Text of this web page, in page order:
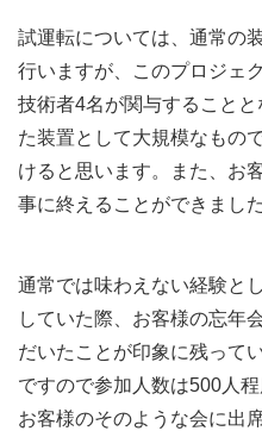
試運転については、通常の
行いますが、このプロジェ
技術者4名が関与すること
た装置として大規模なもの
けると思います。また、お
事に終えることができました
通常では味わえない経験と
していた際、お客様の忘年
だいたことが印象に残って
ですので参加人数は500人
お客様のそのような会に出